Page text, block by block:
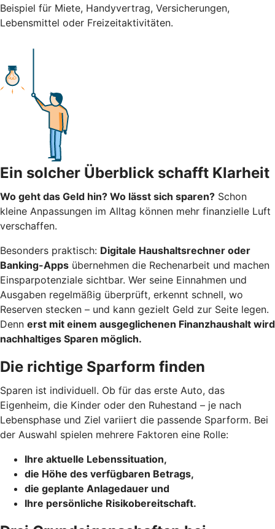
Beispiel für Miete, Handyvertrag, Versicherungen,
Lebensmittel oder Freizeitaktivitäten.
Ein solcher Überblick schafft Klarheit
Wo geht das Geld hin? Wo lässt sich sparen? Schon
kleine Anpassungen im Alltag können mehr finanzielle Luft
verschaffen.
Besonders praktisch: Digitale Haushaltsrechner oder
Banking-Apps übernehmen die Rechenarbeit und machen
Einsparpotenziale sichtbar. Wer seine Einnahmen und
Ausgaben regelmäßig überprüft, erkennt schnell, wo
Reserven stecken – und kann gezielt Geld zur Seite legen.
Denn erst mit einem ausgeglichenen Finanzhaushalt wird
nachhaltiges Sparen möglich.
Die richtige Sparform finden
Sparen ist individuell. Ob für das erste Auto, das
Eigenheim, die Kinder oder den Ruhestand – je nach
Lebensphase und Ziel variiert die passende Sparform. Bei
der Auswahl spielen mehrere Faktoren eine Rolle:
Ihre aktuelle Lebenssituation,
die Höhe des verfügbaren Betrags,
die geplante Anlagedauer und
Ihre persönliche Risikobereitschaft.